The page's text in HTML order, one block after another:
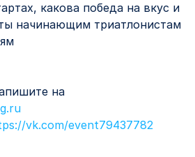
какова победа на вкус и
начинающим триатлонистам
на
vk.com/event79437782